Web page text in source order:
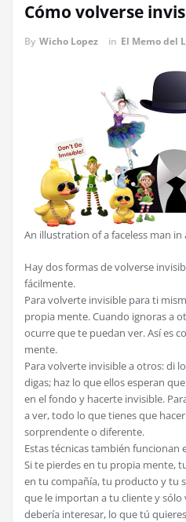
Cómo volverse
By Wicho Lopez in El Memo del
An illustration of a faceless man in
Hay dos formas de volverse
fácilmente.
Para volverte invisible para ti
propia mente. Cuando ignoras a
ocurre que te puedan ver. Así es
mente.
Para volverte invisible a otros: di
digas; haz lo que ellos esperan
en el fondo y hacerte invisible.
a ver, todo lo que tienes que
sorprendente o diferente.
Estas técnicas también funcionan
Si te pierdes en tu propia mente,
en tu compañía, tu producto y tu
que le importan a tu cliente y sólo
debería interesar, lo que tú